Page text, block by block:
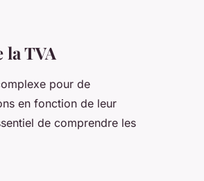
TVA
pour de
en fonction de leur
de comprendre les